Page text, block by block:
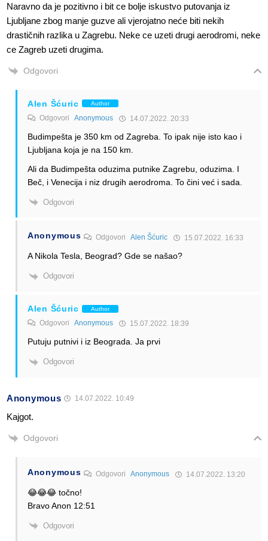
Naravno da je pozitivno i bit ce bolje iskustvo putovanja iz
Ljubljane zbog manje guzve ali vjerojatno neće biti nekih
drastičnih razlika u Zagrebu. Neke ce uzeti drugi aerodromi, neke
ce Zagreb uzeti drugima.
Odgovori
Alen Šćuric Author
Odgovori Anonymous 14.07.2022. 20:33
Budimpešta je 350 km od Zagreba. To ipak nije isto kao i
Ljubljana koja je na 150 km.
Ali da Budimpešta oduzima putnike Zagrebu, oduzima. I
Beč, i Venecija i niz drugih aerodroma. To čini već i sada.
Odgovori
Anonymous OdgovoriAlen Šćuric 15.07.2022. 16:33
A Nikola Tesla, Beograd? Gde se našao?
Odgovori
Alen Šćuric Author
Odgovori Anonymous 15.07.2022. 18:39
Putuju putnivi i iz Beograda. Ja prvi
Odgovori
Anonymous 14.07.2022. 10:49
Kajgot.
Odgovori
Anonymous OdgovoriAnonymous 14.07.2022. 13:20
😂😂😂 točno!
Bravo Anon 12:51
Odgovori